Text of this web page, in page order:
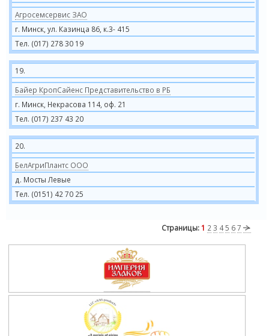
Агросемсервис ЗАО
г. Минск, ул. Казинца 86, к.3- 415
Тел. (017) 278 30 19
19.
Байер КропСайенс Представительство в РБ
г. Минск, Некрасова 114, оф. 21
Тел. (017) 237 43 20
20.
БелАгриПлантс ООО
д. Мосты Левые
Тел. (0151) 42 70 25
Страницы: 1 2 3 45 67